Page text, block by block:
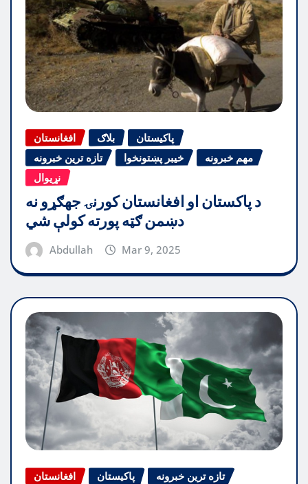
افغانستان بلاګ
پاکیستان
تازه ترین خبرونه
خیبر پښتونخوا
مهم خبرونه
نړیوال
د پاکستان او افغانستان کورنۍ جهګړو نه
دښمن ګټه پورته کولې شي
Abdullah Mar 9, 2025
افغانستان پاکیستان
تازه ترین خبرونه